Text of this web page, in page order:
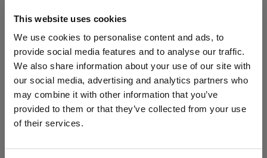
This website uses cookies
We use cookies to personalise content and ads, to
provide social media features and to analyse our traffic.
We also share information about your use of our site with
our social media, advertising and analytics partners who
may combine it with other information that you’ve
provided to them or that they’ve collected from your use
of their services.
¿Quieres actualizar tu ubicación?
Dos luces en una
En este episodio de Geared Up, únete a Chris
para que te muestre cómo conseguir dos luces